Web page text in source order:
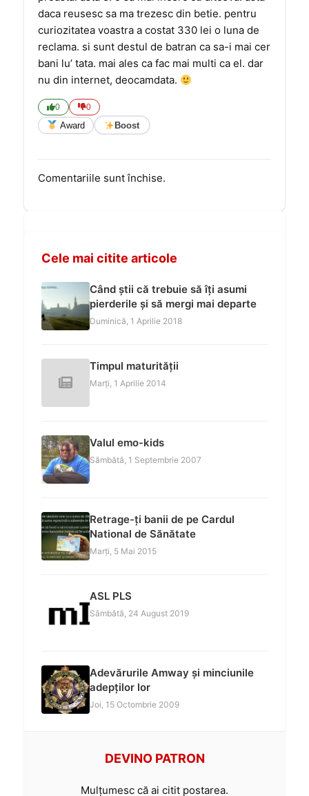
daca reusesc sa ma trezesc din betie. pentru
curiozitatea voastra a costat 330 lei o luna de
reclama. si sunt destul de batran ca sa-i mai cer
bani lu’ tata. mai ales ca fac mai multi ca el. dar
nu din internet, deocamdata.
0 0
Award Boost
Comentariile sunt închise.
Cele mai citite articole
Când știi că trebuie să îți asumi
pierderile și să mergi mai departe
Duminică, 1 Aprilie 2018
Timpul maturității
Marți, 1 Aprilie 2014
Valul emo-kids
Sâmbătă, 1 Septembrie 2007
Retrage-ți banii de pe Cardul
National de Sănătate
Marți, 5 Mai 2015
ASL PLS
Sâmbătă, 24 August 2019
Adevărurile Amway și minciunile
adepților lor
Joi, 15 Octombrie 2009
DEVINO PATRON
Mulțumesc că ai citit postarea.